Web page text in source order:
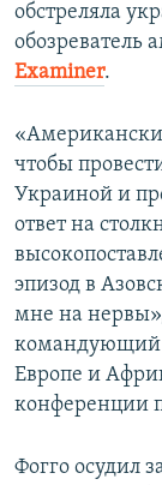
обстреляла
обозреватель
Examiner.
чтобы
Украиной и
ответ на
эпизод в
мне на
командующий
Европе и
конференции
Фогго осудил